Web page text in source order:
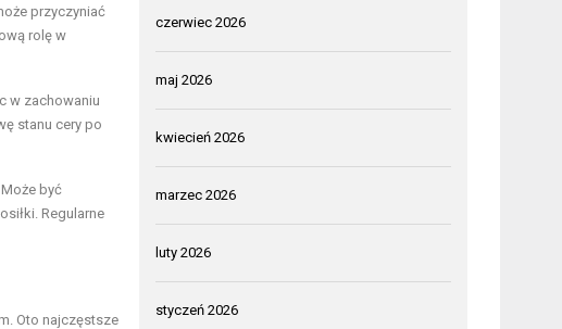
przyczyniać
rolę w
w zachowaniu
stanu cery po
być
Regularne
Oto najczęstsze
czerwiec 2026
maj 2026
kwiecień 2026
marzec 2026
luty 2026
styczeń 2026